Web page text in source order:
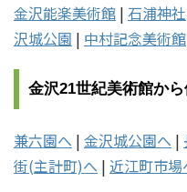
金沢能楽美術館 | 石浦神社
沢城公園 | 中村記念美術館
金沢21世紀美術館か
兼六園へ | 金沢城公園へ |
街(主計町)へ | 近江町市場